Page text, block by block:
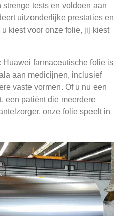
tests en voldoen aan
uitzonderlijke prestaties en
kiest voor onze folie, jij kiest
Huawei farmaceutische folie is
aan medicijnen, inclusief
vaste vormen. Of u nu een
een patiënt die meerdere
onze folie speelt in